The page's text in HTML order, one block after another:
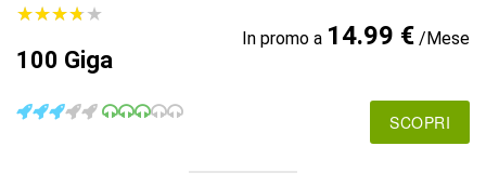
★★★★★
★★★★★
100 Giga
In promo a 14.99 €/Mese
SCOPRI